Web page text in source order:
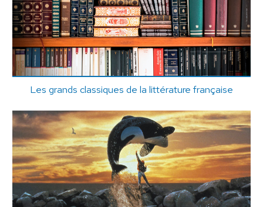
Les grands classiques de la littérature française